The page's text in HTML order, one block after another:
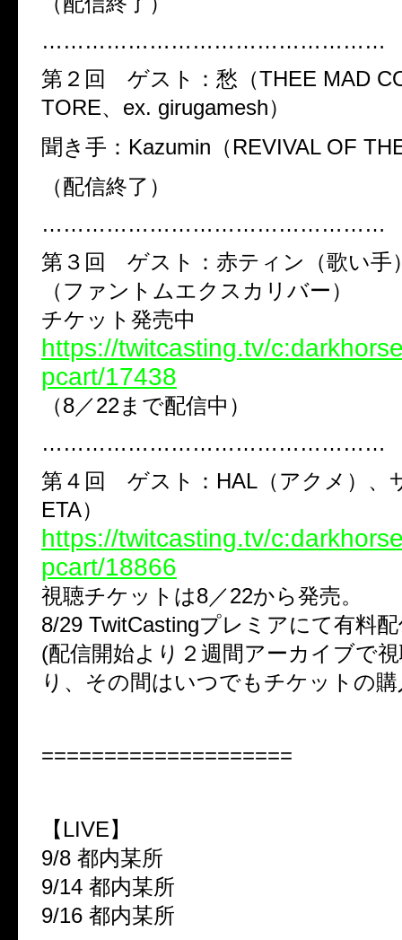
…………………………………………
第２回 ゲスト：愁（THEE MAD
TORE、ex. girugamesh）
聞き手：Kazumin（REVIVAL OF
（配信終了）
…………………………………………
第３回 ゲスト：赤ティン（歌い手
（ファントムエクスカリバー）
チケット発売中
https://twitcasting.tv/
pcart/17438
（8／22まで配信中）
…………………………………………
第４回 ゲスト：HAL（アクメ）、
ETA）
https://twitcasting.tv/
pcart/18866
視聴チケットは8／22から発売。
8/29 TwitCastingプレミアにて有料
(配信開始より２週間アーカイブで
り、その間はいつでもチケットの
====================
【LIVE】
9/8 都内某所
9/14 都内某所
9/16 都内某所